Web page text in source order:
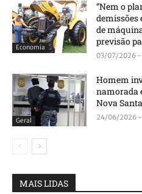
Economia
“Nem o
demissões
de
previsão
03/07/2026 -
Geral
Homem
namorada
Nova
24/06/2026 -
MAIS LIDAS